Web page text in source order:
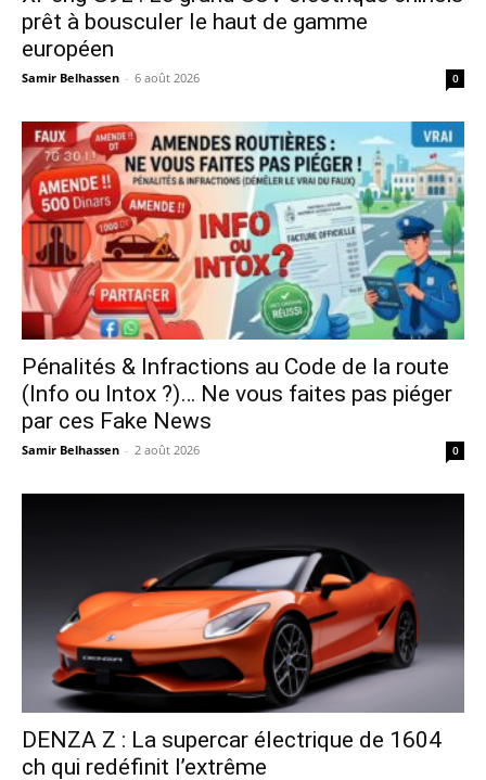
prêt à bousculer le haut de gamme
européen
Samir Belhassen - 6 août 2026 0
Pénalités & Infractions au Code de la route
(Info ou Intox ?)… Ne vous faites pas piéger
par ces Fake News
Samir Belhassen - 2 août 2026 0
DENZA Z : La supercar électrique de 1604
ch qui redéfinit l’extrême